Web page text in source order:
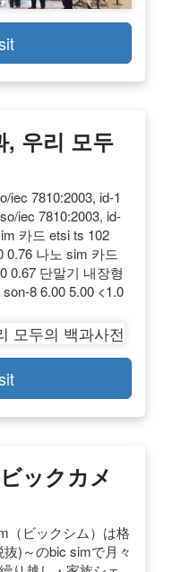
, 우리 모두
iec 7810:2003, id-1
iec 7810:2003, id-
카드 etsi ts 102
0.76 나노 sim 카드
0.67 단말기 내장형
8 6.00 5.00 <1.0
ックカメ
（ビックシム）は格
)～のbic simで月々